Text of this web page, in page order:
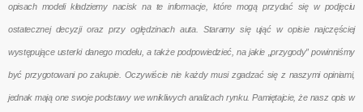
opisach modeli kładziemy nacisk na te informacje, które mogą przydać się w podjęciu
ostatecznej decyzji oraz przy oględzinach auta. Staramy się ująć w opisie najczęściej
występujące usterki danego modelu, a także podpowiedzieć, na jakie „przygody” powinniśmy
być przygotowani po zakupie. Oczywiście nie każdy musi zgadzać się z naszymi opiniami,
jednak mają one swoje podstawy we wnikliwych analizach rynku. Pamiętajcie, że nasz opis w